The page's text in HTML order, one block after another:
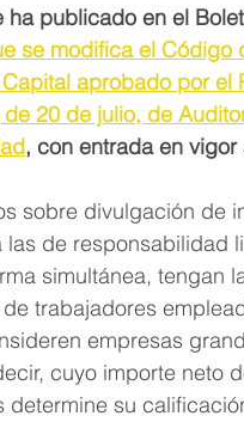
publicado en el
se modifica el Código
aprobado por el
20 de julio, de
, con entrada en
sobre divulgación de
de responsabilidad
simultánea, tengan
trabajadores
empresas
cuyo importe neto
su